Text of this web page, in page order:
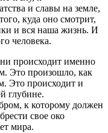
и славы на земле,
куда оно смотрит,
и вся наша жизнь. И
человека.
происходит именно
Это произошло, как
Это происходит и
глубине.
к которому должен
свое око
мира.